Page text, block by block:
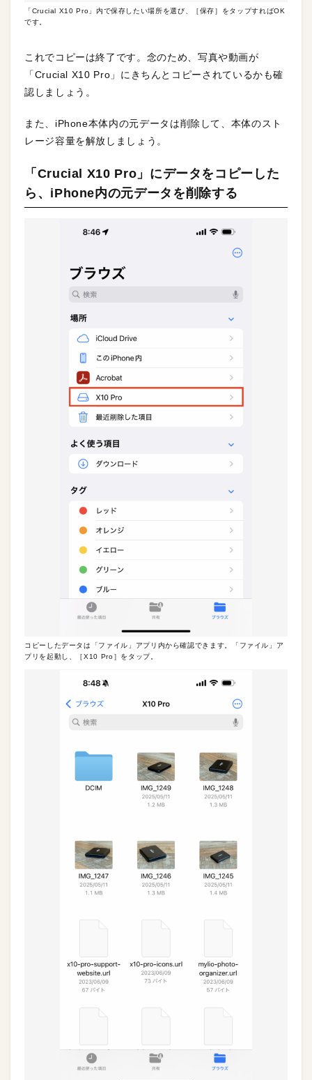
「Crucial X10 Pro」内で保存したい場所を選び、［保存］をタップすればOK
です。
これでコピーは終了です。念のため、写真や動画が
「Crucial X10 Pro」にきちんとコピーされているかも確
認しましょう。
また、iPhone本体内の元データは削除して、本体のスト
レージ容量を解放しましょう。
「Crucial X10 Pro」にデータをコピーした
ら、iPhone内の元データを削除する
コピーしたデータは「ファイル」アプリ内から確認できます。「ファイル」ア
プリを起動し、［X10 Pro］をタップ。